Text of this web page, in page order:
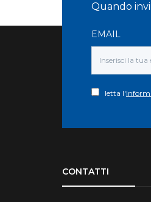
Quando
EMAIL
letta l'
CONTATTI